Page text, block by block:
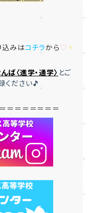
込みはコチラから♡ ✦
ば〈進学・通学〉 とご
ください🎵
＝＝＝＝＝＝＝